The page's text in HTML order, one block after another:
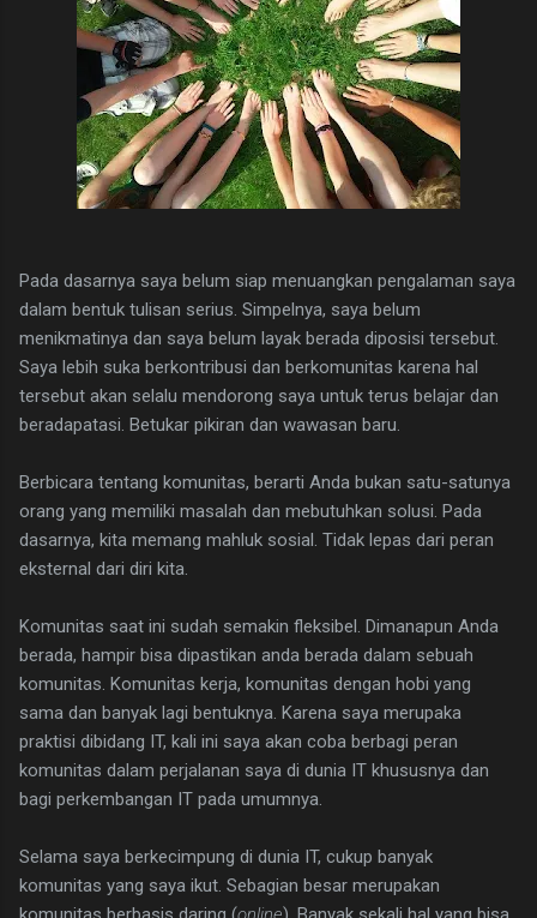
Pada dasarnya saya belum siap menuangkan pengalaman saya
dalam bentuk tulisan serius. Simpelnya, saya belum
menikmatinya dan saya belum layak berada diposisi tersebut.
Saya lebih suka berkontribusi dan berkomunitas karena hal
tersebut akan selalu mendorong saya untuk terus belajar dan
beradapatasi. Betukar pikiran dan wawasan baru.
Berbicara tentang komunitas, berarti Anda bukan satu-satunya
orang yang memiliki masalah dan mebutuhkan solusi. Pada
dasarnya, kita memang mahluk sosial. Tidak lepas dari peran
eksternal dari diri kita.
Komunitas saat ini sudah semakin fleksibel. Dimanapun Anda
berada, hampir bisa dipastikan anda berada dalam sebuah
komunitas. Komunitas kerja, komunitas dengan hobi yang
sama dan banyak lagi bentuknya. Karena saya merupaka
praktisi dibidang IT, kali ini saya akan coba berbagi peran
komunitas dalam perjalanan saya di dunia IT khususnya dan
bagi perkembangan IT pada umumnya.
Selama saya berkecimpung di dunia IT, cukup banyak
komunitas yang saya ikut. Sebagian besar merupakan